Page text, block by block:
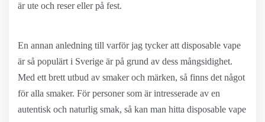
är ute och reser eller på fest.
En annan anledning till varför jag tycker att disposable vape
är så populärt i Sverige är på grund av dess mångsidighet.
Med ett brett utbud av smaker och märken, så finns det något
för alla smaker. För personer som är intresserade av en
autentisk och naturlig smak, så kan man hitta disposable vape